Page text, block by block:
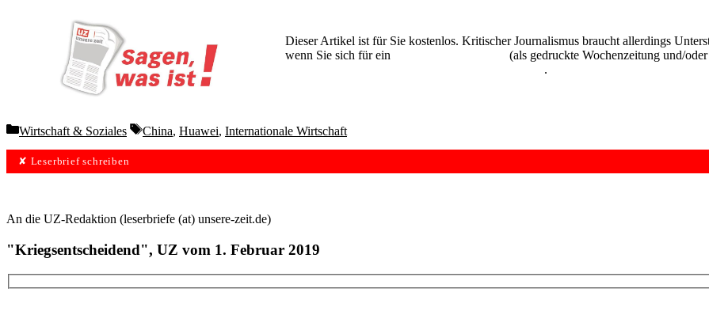
Dieser Artikel ist für Sie kostenlos. Kritischer Journalismus braucht allerdings
wenn Sie sich für ein
(als gedruckte Wochenzeitung und/
.
Categories
Wirtschaft & Soziales Tags
China, Huawei, Internationale Wirtschaft
✘ Leserbrief schreiben
An die UZ-Redaktion (leserbriefe (at) unsere-zeit.de)
"Kriegsentscheidend", UZ vom 1. Februar 2019